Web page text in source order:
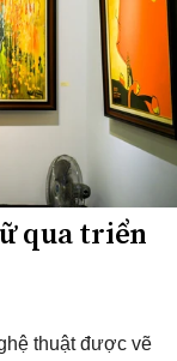
qua triển
thuật được vẽ